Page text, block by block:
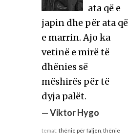
ata që e
japin dhe për ata që
e marrin. Ajo ka
vetinë e mirë të
dhënies së
mëshirës për të
dyja palët.
—Viktor Hygo
temat: thënie për faljen thënie